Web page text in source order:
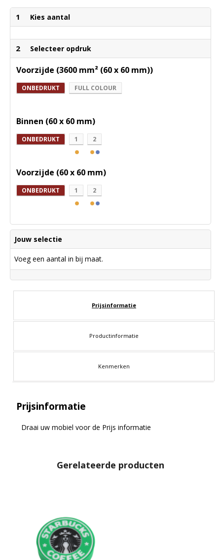
1 Kies aantal
2 Selecteer opdruk
Voorzijde (3600 mm² (60 x 60 mm))
ONBEDRUKT FULL COLOUR
Binnen (60 x 60 mm)
ONBEDRUKT 1 2
Voorzijde (60 x 60 mm)
ONBEDRUKT 1 2
Jouw selectie
Voeg een aantal in bij maat.
Prijsinformatie
Productinformatie
Kenmerken
Prijsinformatie
Draai uw mobiel voor de Prijs informatie
Gerelateerde producten